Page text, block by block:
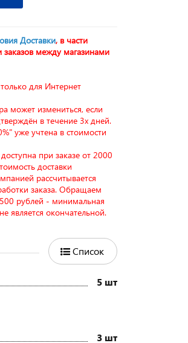
Доставки, в части
заказов между магазинами
для Интернет
может измениться, если
в течение 3х дней.
уже учтена в стоимости
при заказе от 2000
доставки
рассчитывается
заказа. Обращаем
рублей - минимальная
является окончательной.
Список
5 шт
3 шт